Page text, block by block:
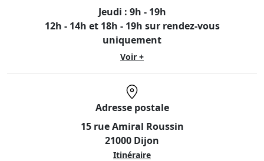
Jeudi : 9h - 19h
12h - 14h et 18h - 19h sur rendez-vous
uniquement
Voir +
Adresse postale
15 rue Amiral Roussin
21000 Dijon
Itinéraire